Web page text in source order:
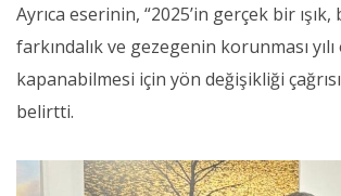
Ayrıca eserinin, “2025’in gerçek bir ışık,
farkındalık ve gezegenin korunması
kapanabilmesi için yön değişikliği
belirtti.